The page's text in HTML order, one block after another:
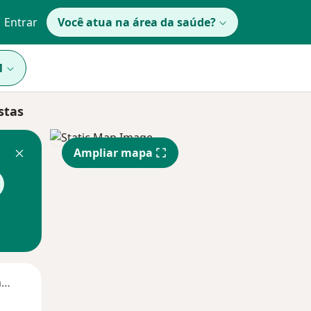
Entrar Você atua na área da saúde?
Segunda-feira
Ampliar mapa